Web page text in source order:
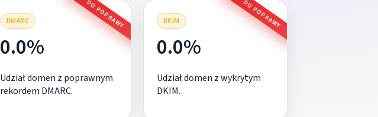
DMARC DO POPRAWY
0.0%
Udział domen z poprawnym
rekordem DMARC.
DKIM DO POPRAWY
0.0%
Udział domen z wykrytym
DKIM.